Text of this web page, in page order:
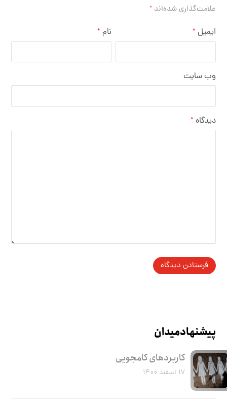
علامت‌گذاری شده‌اند*
نام * ایمیل *
وب‌ سایت
دیدگاه *
پیشنهاد میدان
کاربرد‌های کامجویی
۱۷ اسفند ۱۴۰۰